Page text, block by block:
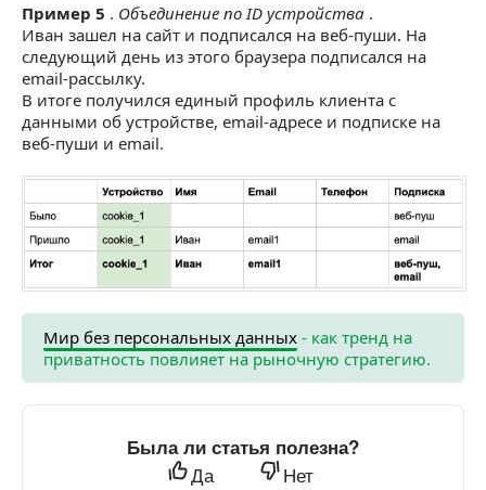
Пример 5 . Объединение по ID устройства .
Иван зашел на сайт и подписался на веб-пуши. На
следующий день из этого браузера подписался на
email-рассылку.
В итоге получился единый профиль клиента с
данными об устройстве, email-адресе и подписке на
веб-пуши и email.
Мир без персональных данных - как тренд на
приватность повлияет на рыночную стратегию.
Была ли статья полезна?
Да Нет